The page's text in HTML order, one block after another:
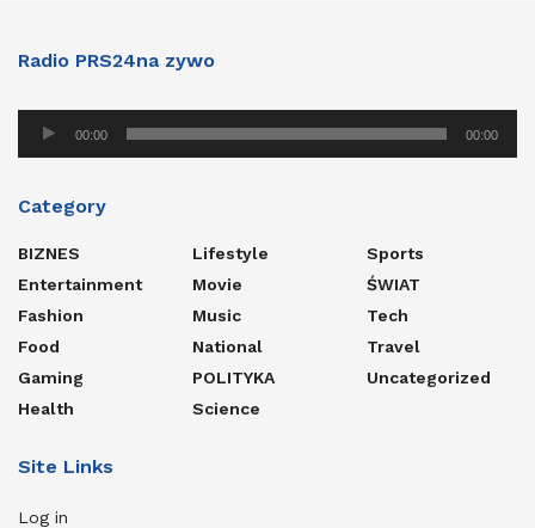
Radio PRS24na zywo
00:00 00:00
Category
BIZNES
Entertainment
Fashion
Food
Gaming
Health
Lifestyle
Movie
Music
National
POLITYKA
Science
Sports
ŚWIAT
Tech
Travel
Uncategorized
Site Links
Log in